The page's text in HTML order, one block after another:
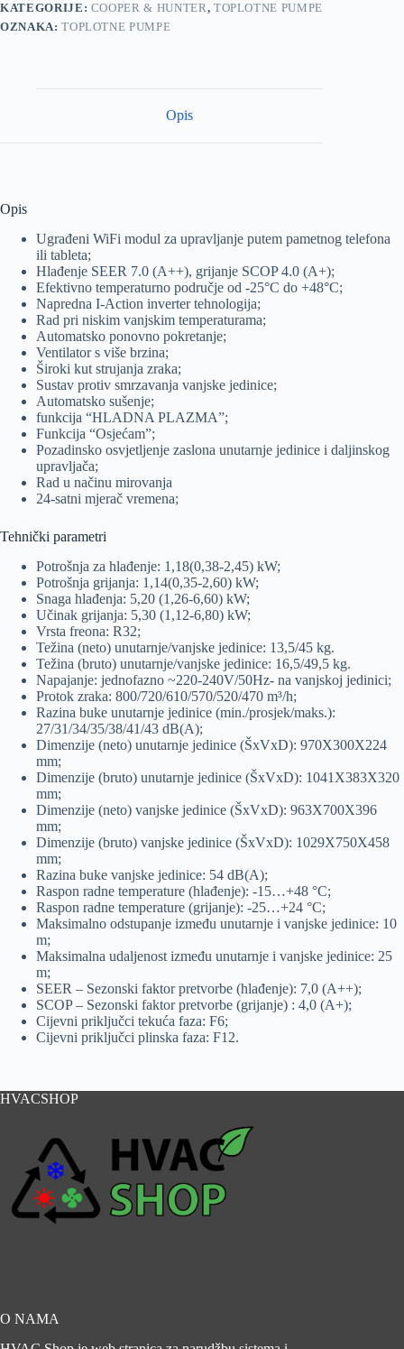
KATEGORIJE: COOPER & HUNTER, TOPLOTNE PUMPE
OZNAKA:TOPLOTNE PUMPE
Opis
Opis
Ugrađeni WiFi modul za upravljanje putem pametnog telefona
ili tableta;
Hlađenje SEER 7.0 (A++), grijanje SCOP 4.0 (A+);
Efektivno temperaturno područje od -25°C do +48°C;
Napredna I-Action inverter tehnologija;
Rad pri niskim vanjskim temperaturama;
Automatsko ponovno pokretanje;
Ventilator s više brzina;
Široki kut strujanja zraka;
Sustav protiv smrzavanja vanjske jedinice;
Automatsko sušenje;
funkcija “HLADNA PLAZMA”;
Funkcija “Osjećam”;
Pozadinsko osvjetljenje zaslona unutarnje jedinice i daljinskog
upravljača;
Rad u načinu mirovanja
24-satni mjerač vremena;
Tehnički parametri
Potrošnja za hlađenje: 1,18(0,38-2,45) kW;
Potrošnja grijanja: 1,14(0,35-2,60) kW;
Snaga hlađenja: 5,20 (1,26-6,60) kW;
Učinak grijanja: 5,30 (1,12-6,80) kW;
Vrsta freona: R32;
Težina (neto) unutarnje/vanjske jedinice: 13,5/45 kg.
Težina (bruto) unutarnje/vanjske jedinice: 16,5/49,5 kg.
Napajanje: jednofazno ~220-240V/50Hz- na vanjskoj jedinici;
Protok zraka: 800/720/610/570/520/470 m³/h;
Razina buke unutarnje jedinice (min./prosjek/maks.):
27/31/34/35/38/41/43 dB(A);
Dimenzije (neto) unutarnje jedinice (ŠxVxD): 970X300X224
mm;
Dimenzije (bruto) unutarnje jedinice (ŠxVxD): 1041X383X320
mm;
Dimenzije (neto) vanjske jedinice (ŠxVxD): 963X700X396
mm;
Dimenzije (bruto) vanjske jedinice (ŠxVxD): 1029X750X458
mm;
Razina buke vanjske jedinice: 54 dB(A);
Raspon radne temperature (hlađenje): -15…+48 °C;
Raspon radne temperature (grijanje): -25…+24 °C;
Maksimalno odstupanje između unutarnje i vanjske jedinice: 10
m;
Maksimalna udaljenost između unutarnje i vanjske jedinice: 25
m;
SEER – Sezonski faktor pretvorbe (hlađenje): 7,0 (A++);
SCOP – Sezonski faktor pretvorbe (grijanje) : 4,0 (A+);
Cijevni priključci tekuća faza: F6;
Cijevni priključci plinska faza: F12.
HVACSHOP
O NAMA